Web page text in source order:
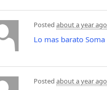
Posted about a year ago
Lo mas barato Soma
Posted about a year ago